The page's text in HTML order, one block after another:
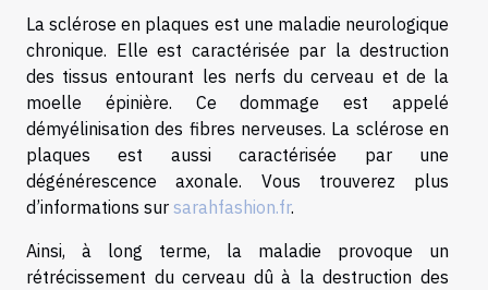
La sclérose en plaques est une maladie neurologique
chronique. Elle est caractérisée par la destruction
des tissus entourant les nerfs du cerveau et de la
moelle épinière. Ce dommage est appelé
démyélinisation des fibres nerveuses. La sclérose en
plaques est aussi caractérisée par une
dégénérescence axonale. Vous trouverez plus
d’informations sur sarahfashion.fr.
Ainsi, à long terme, la maladie provoque un
rétrécissement du cerveau dû à la destruction des